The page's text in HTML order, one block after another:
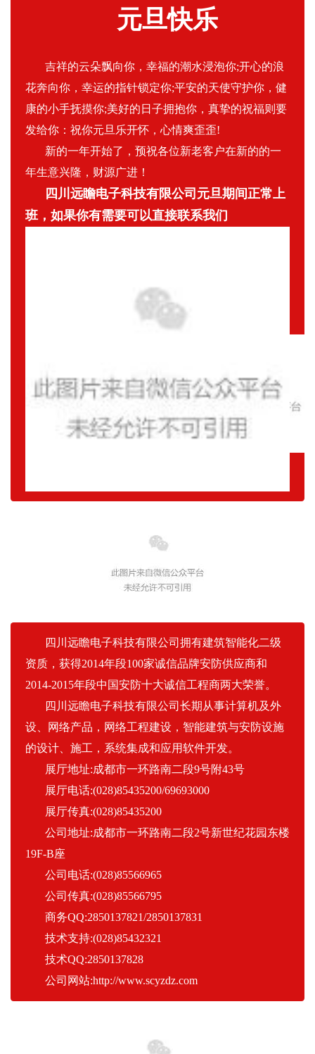
元旦快乐
吉祥的云朵飘向你，幸福的潮水浸泡你;开心的浪
花奔向你，幸运的指针锁定你;平安的天使守护你，健
康的小手抚摸你;美好的日子拥抱你，真挚的祝福则要
发给你：祝你元旦乐开怀，心情爽歪歪!
新的一年开始了，预祝各位新老客户在新的的一
年生意兴隆，财源广进！
四川远瞻电子科技有限公司元旦期间正常上
班，如果你有需要可以直接联系我们
四川远瞻电子科技有限公司拥有建筑智能化二级
资质，获得2014年段100家诚信品牌安防供应商和
2014-2015年段中国安防十大诚信工程商两大荣誉。
四川远瞻电子科技有限公司长期从事计算机及外
设、网络产品，网络工程建设，智能建筑与安防设施
的设计、施工，系统集成和应用软件开发。
展厅地址:成都市一环路南二段9号附43号
展厅电话:(028)85435200/69693000
展厅传真:(028)85435200
公司地址:成都市一环路南二段2号新世纪花园东楼
19F-B座
公司电话:(028)85566965
公司传真:(028)85566795
商务QQ:2850137821/2850137831
技术支持:(028)85432321
技术QQ:2850137828
公司网站:http://www.scyzdz.com